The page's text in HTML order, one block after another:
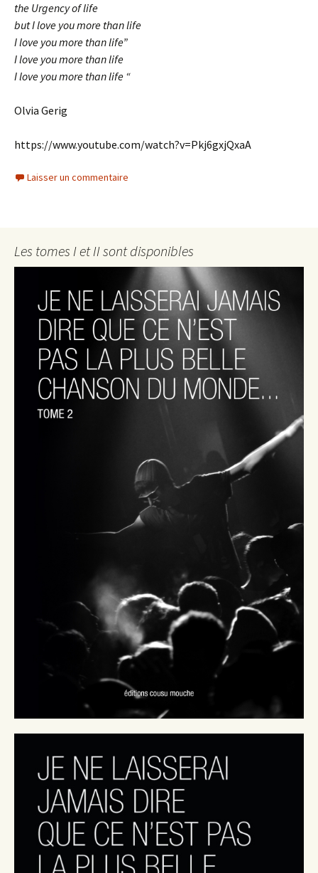
the Urgency of life
but I love you more than life
I love you more than life”
I love you more than life
I love you more than life “
Olvia Gerig
https://www.youtube.com/watch?v=Pkj6gxjQxaA
Laisser un commentaire
Les tomes I et II sont disponibles